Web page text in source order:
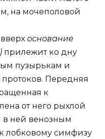
на мочеполовой
основание
прилежит ко дну
пузырькам и
Передняя
к
от него рыхлой
в ней венозным
лобковому симфизу